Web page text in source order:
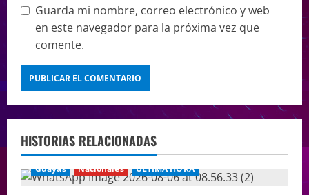
Guarda mi nombre, correo electrónico y web
en este navegador para la próxima vez que
comente.
HISTORIAS RELACIONADAS
Guayas Nacionales ÚLTIMA HORA